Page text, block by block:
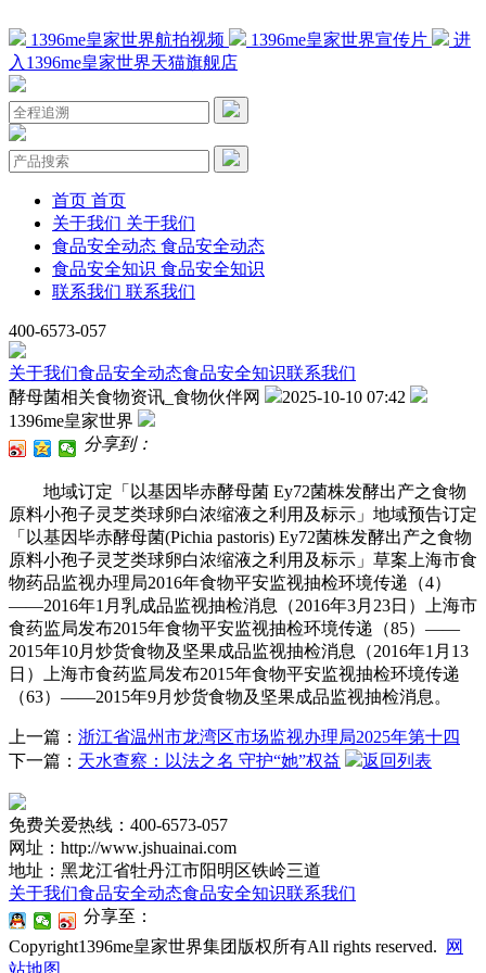
1396me皇家世界航拍视频 1396me皇家世界宣传片
进
入1396me皇家世界天猫旗舰店
首页 首页
关于我们 关于我们
食品安全动态 食品安全动态
食品安全知识 食品安全知识
联系我们 联系我们
400-6573-057
关于我们食品安全动态食品安全知识联系我们
酵母菌相关食物资讯_食物伙伴网
2025-10-10 07:42
1396me皇家世界
分享到：
地域订定「以基因毕赤酵母菌 Ey72菌株发酵出产之食物
原料小孢子灵芝类球卵白浓缩液之利用及标示」地域预告订定
「以基因毕赤酵母菌(Pichia pastoris) Ey72菌株发酵出产之食物
原料小孢子灵芝类球卵白浓缩液之利用及标示」草案上海市食
物药品监视办理局2016年食物平安监视抽检环境传递（4）
——2016年1月乳成品监视抽检消息（2016年3月23日）上海市
食药监局发布2015年食物平安监视抽检环境传递（85）——
2015年10月炒货食物及坚果成品监视抽检消息（2016年1月13
日）上海市食药监局发布2015年食物平安监视抽检环境传递
（63）——2015年9月炒货食物及坚果成品监视抽检消息。
上一篇： 浙江省温州市龙湾区市场监视办理局2025年第十四
下一篇： 天水查察：以法之名 守护“她”权益 返回列表
免费关爱热线：400-6573-057
网址：http://www.jshuainai.com
地址：黑龙江省牡丹江市阳明区铁岭三道
关于我们食品安全动态食品安全知识联系我们
分享至：
Copyright1396me皇家世界集团版权所有All rights reserved.
网
站地图